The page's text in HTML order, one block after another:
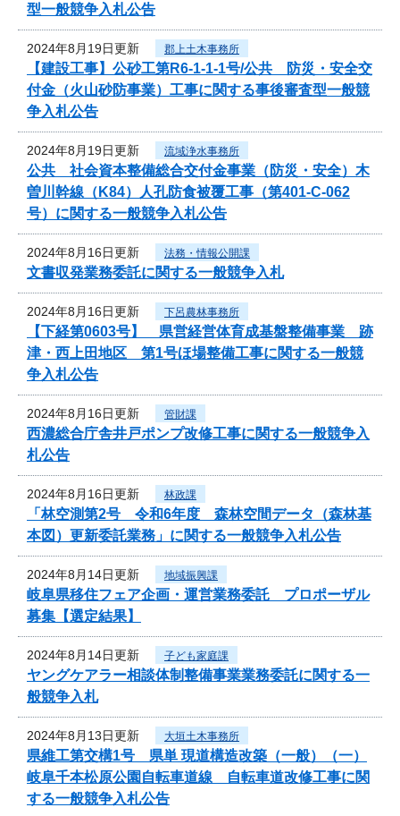
型一般競争入札公告
2024年8月19日更新 郡上土木事務所
【建設工事】公砂工第R6-1-1-1号/公共 防災・安全交
付金（火山砂防事業）工事に関する事後審査型一般競
争入札公告
2024年8月19日更新 流域浄水事務所
公共 社会資本整備総合交付金事業（防災・安全）木
曽川幹線（K84）人孔防食被覆工事（第401-C-062
号）に関する一般競争入札公告
2024年8月16日更新 法務・情報公開課
文書収発業務委託に関する一般競争入札
2024年8月16日更新 下呂農林事務所
【下経第0603号】 県営経営体育成基盤整備事業 跡
津・西上田地区 第1号ほ場整備工事に関する一般競
争入札公告
2024年8月16日更新 管財課
西濃総合庁舎井戸ポンプ改修工事に関する一般競争入
札公告
2024年8月16日更新 林政課
「林空測第2号 令和6年度 森林空間データ（森林基
本図）更新委託業務」に関する一般競争入札公告
2024年8月14日更新 地域振興課
岐阜県移住フェア企画・運営業務委託 プロポーザル
募集【選定結果】
2024年8月14日更新 子ども家庭課
ヤングケアラー相談体制整備事業業務委託に関する一
般競争入札
2024年8月13日更新 大垣土木事務所
県維工第交構1号 県単 現道構造改築（一般）（一）
岐阜千本松原公園自転車道線 自転車道改修工事に関
する一般競争入札公告